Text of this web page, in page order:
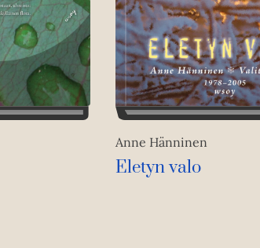
Anne Hänninen
Eletyn valo